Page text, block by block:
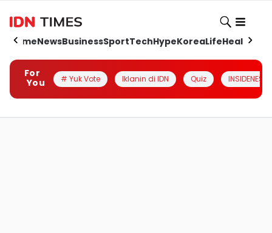
HomeNewsBusinessSportTechHypeKoreaLifeHealth
For
You
# Yuk Vote Iklanin di IDN Quiz INSIDENESIA